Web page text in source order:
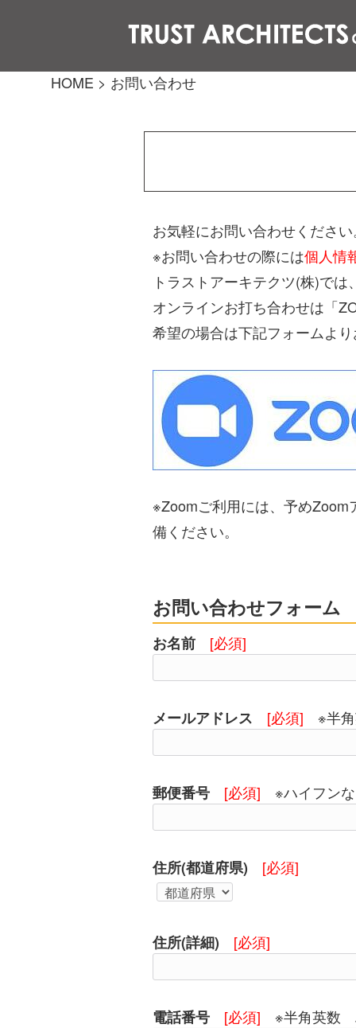
HOME > お問い合わせ
お気軽にお問い合わせください
※お問い合わせの際には個人情
トラストアーキテクツ(株)で
オンラインお打ち合わせは「
希望の場合は下記フォームより
※Zoomご利用には、予め
備ください。
お問い合わせフォーム
お名前 [必須]
メールアドレス [必須] ※半
郵便番号 [必須] ※ハイフン
住所(都道府県) [必須]
住所(詳細) [必須]
電話番号 [必須] ※半角英数